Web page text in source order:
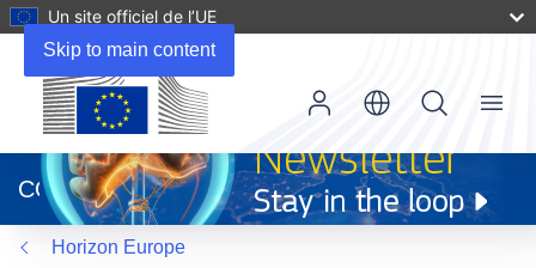
Skip to main content
Un site officiel de l’UE
dans
une
nouvelle
fenêtre)
CORDIS
Menu
Horizon Europe